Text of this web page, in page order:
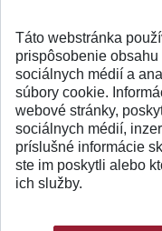
Táto webstránka
prispôsobenie
sociálnych médií a
súbory cookie.
webové stránky,
sociálnych médií,
príslušné informácie
ste im poskytli alebo
ich služby.